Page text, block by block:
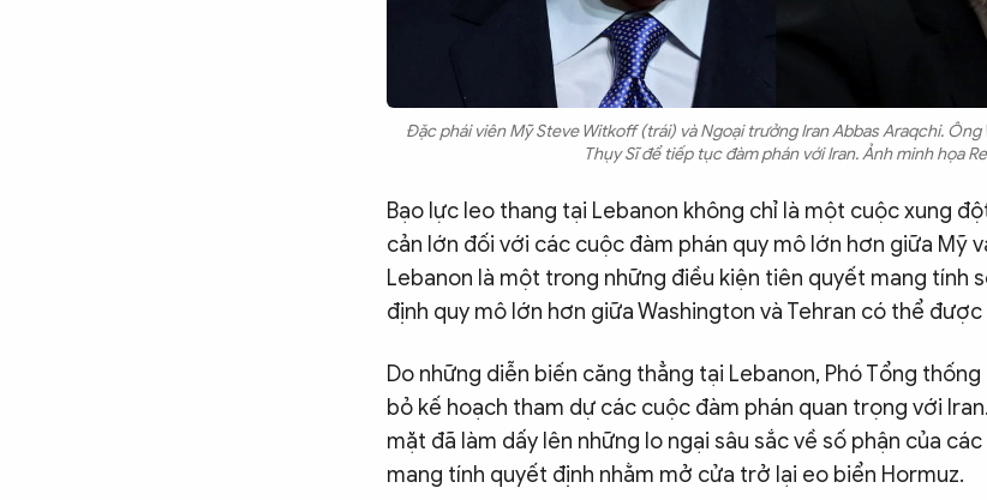
Đặc phái viên Mỹ Steve Witkoff (trái) và Ngoại trưởng Iran Abbas Araqchi.
Thụy Sĩ để tiếp tục đàm phán với Iran. Ảnh minh họa
Bạo lực leo thang tại Lebanon không chỉ là một cuộc xung
cản lớn đối với các cuộc đàm phán quy mô lớn hơn giữa Mỹ
Lebanon là một trong những điều kiện tiên quyết mang tính
định quy mô lớn hơn giữa Washington và Tehran có thể
Do những diễn biến căng thẳng tại Lebanon, Phó Tổng thống
bỏ kế hoạch tham dự các cuộc đàm phán quan trọng với
mặt đã làm dấy lên những lo ngại sâu sắc về số phận của
mang tính quyết định nhằm mở cửa trở lại eo biển Hormuz.